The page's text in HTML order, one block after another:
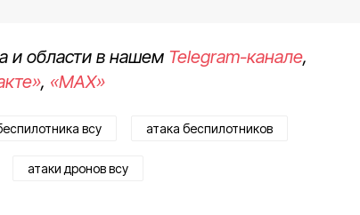
и области в нашем Telegram-канале,
, «MAX»
всу атака беспилотников
атаки дронов всу